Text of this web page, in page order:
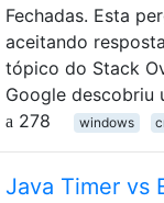
Fechadas. Esta
aceitando
tópico do Stack
Google descobriu
278
windows
Java Timer vs